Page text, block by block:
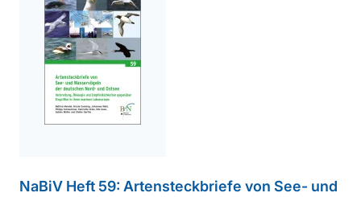
NaBiV Heft 59: Artensteckbriefe von See- und